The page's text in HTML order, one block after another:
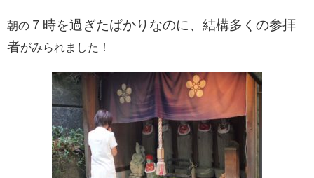
朝の ７時を過ぎたばかりなのに、結構多くの参拝
者がみられました！